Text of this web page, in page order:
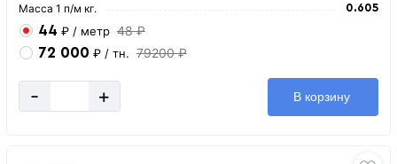
Масса 1 п/м кг. 0.605
44 ₽ / метр 48 ₽
72 000 ₽ / тн. 79200 ₽
- + В корзину